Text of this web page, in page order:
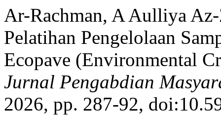
Ar-Rachman, A Aulliya
Pelatihan Pengelolaan
Ecopave (Environmental
Jurnal Pengabdian
2026, pp. 287-92,